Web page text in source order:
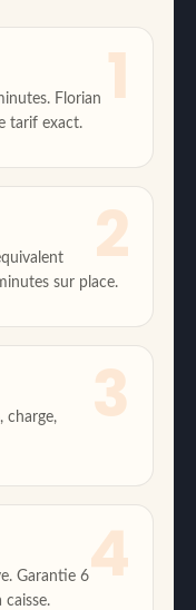
1
Florian
tarif exact.
2
sur place.
3
charge,
4
Garantie 6
caisse.